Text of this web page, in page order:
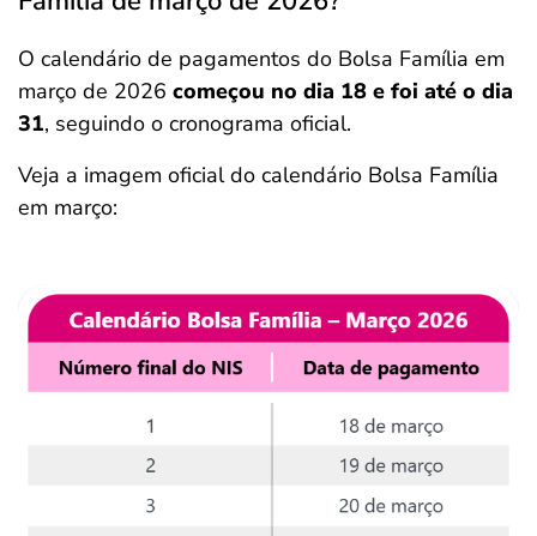
O calendário de pagamentos do Bolsa Família em
março de 2026 começou no dia 18 e foi até o dia
31, seguindo o cronograma oficial.
Veja a imagem oficial do calendário Bolsa Família
em março: